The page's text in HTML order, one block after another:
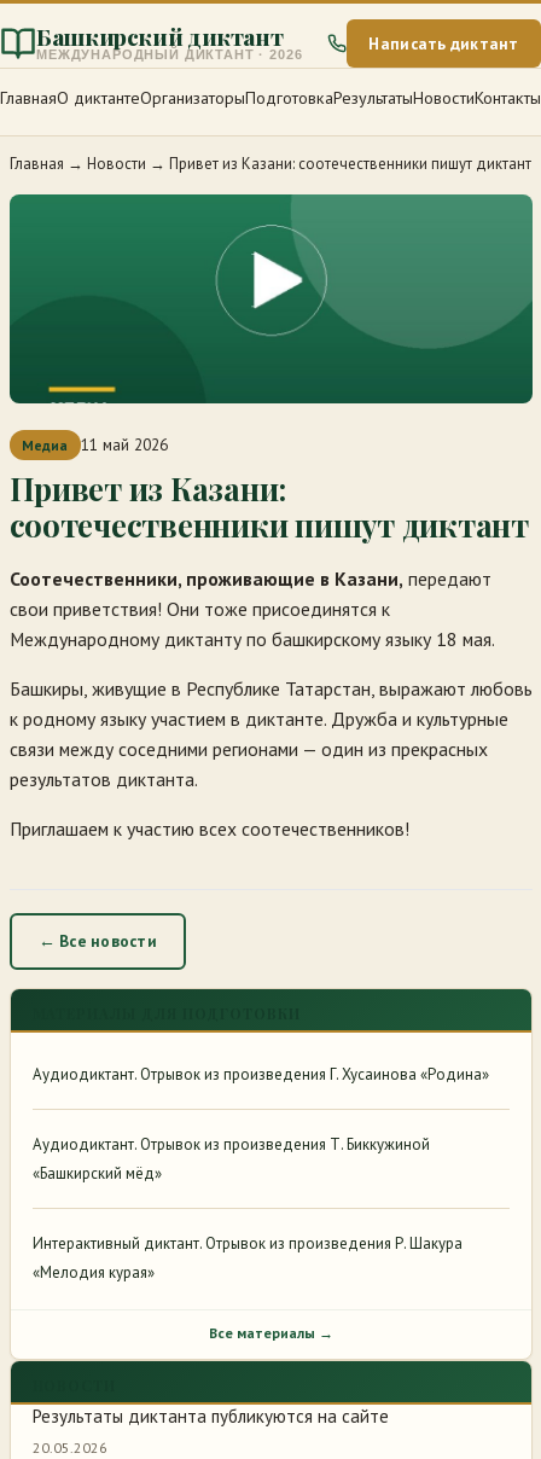
Башкирский диктант
МЕЖДУНАРОДНЫЙ ДИКТАНТ · 2026
ГлавнаяО диктантеОрганизаторыПодготовкаРезультатыНовостиКонтакты
Написать диктант
Главная → Новости → Привет из Казани: соотечественники пишут диктант
Медиа 11 май 2026
Привет из Казани:
соотечественники пишут диктант
Соотечественники, проживающие в Казани, передают
свои приветствия! Они тоже присоединятся к
Международному диктанту по башкирскому языку 18 мая.
Башкиры, живущие в Республике Татарстан, выражают любовь
к родному языку участием в диктанте. Дружба и культурные
связи между соседними регионами — один из прекрасных
результатов диктанта.
Приглашаем к участию всех соотечественников!
← Все новости
Аудиодиктант. Отрывок из произведения Г. Хусаинова «Родина»
Аудиодиктант. Отрывок из произведения Т. Биккужиной
«Башкирский мёд»
Интерактивный диктант. Отрывок из произведения Р. Шакура
«Мелодия курая»
Все материалы →
Результаты диктанта публикуются на сайте
20.05.2026